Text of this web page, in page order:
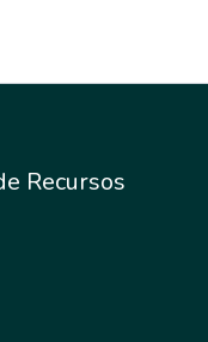
Recursos